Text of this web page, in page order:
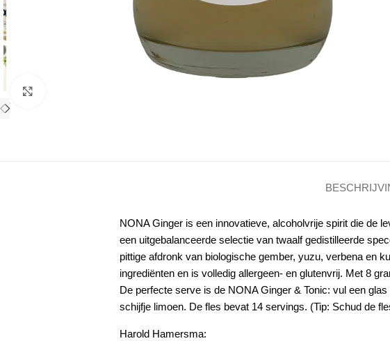
NONA Ginger is een innovatieve, alcoholvrije spirit die de
een uitgebalanceerde selectie van twaalf gedistilleerde
pittige afdronk van biologische gember, yuzu, verbena en
ingrediënten en is volledig allergeen- en glutenvrij. Met 8
De perfecte serve is de NONA Ginger & Tonic: vul een
schijfje limoen. De fles bevat 14 servings. (Tip: Schud de
Harold Hamersma: